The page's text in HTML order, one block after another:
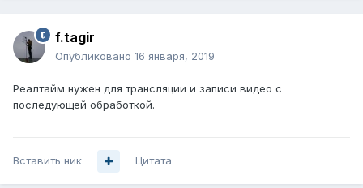
f.tagir
Опубликовано 16 января, 2019
Реалтайм нужен для трансляции и записи видео с
последующей обработкой.
Вставить ник Цитата